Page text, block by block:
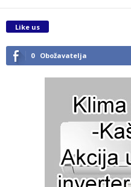
Like us
0 Obožavatelja